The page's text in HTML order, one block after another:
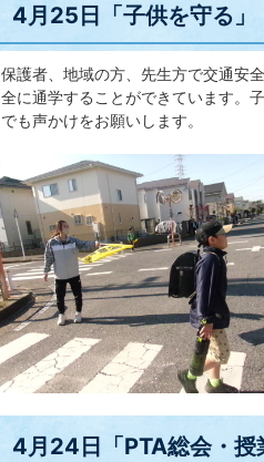
4月25日「子供を守る」
保護者、地域の方、先生方で交通安
全に通学することができています。
でも声かけをお願いします。
4月24日「PTA総会・授